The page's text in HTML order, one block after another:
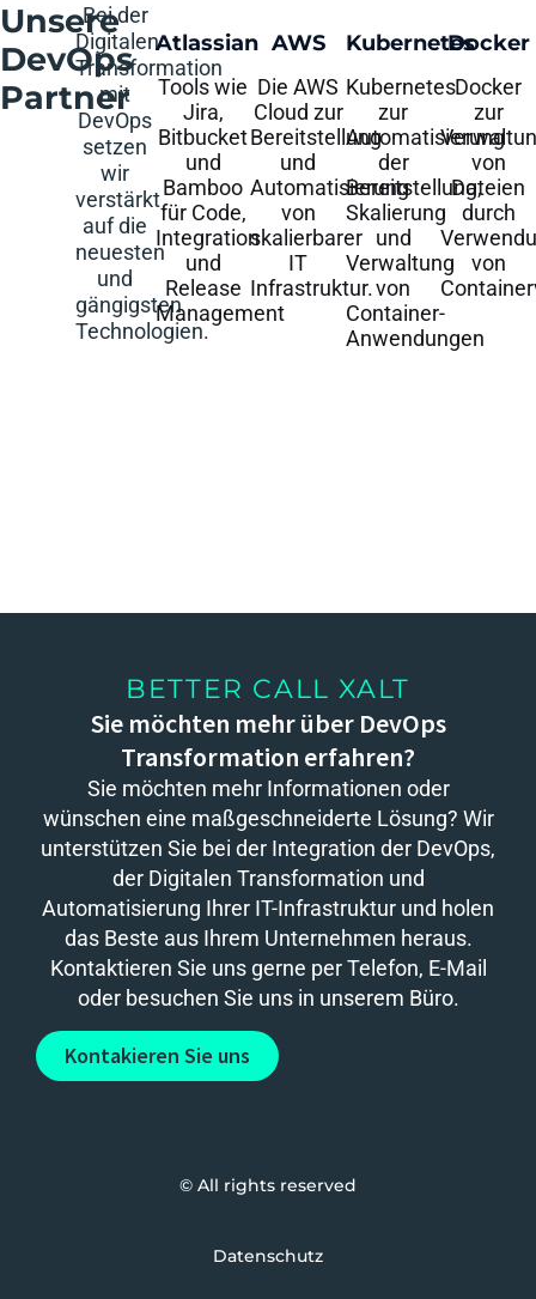
Unsere
DevOps
Partner
Bei der
Digitalen
Transformation
mit
DevOps
setzen
wir
verstärkt
auf die
neuesten
und
gängigsten
Technologien.
Atlassian
Tools wie
Jira,
Bitbucket
und
Bamboo
für Code,
Integration
und
Release
Management
AWS
Die AWS
Cloud zur
Bereitstellung
und
Automatisierung
von
skalierbarer
IT
Infrastruktur.
Kubernetes
Kubernetes
zur
Automatisierung
der
Bereitstellung,
Skalierung
und
Verwaltung
von
Container-
Anwendungen
Docker
Docker
zur
von
Dateien
durch
von
BETTER CALL XALT
Sie möchten mehr über DevOps
Transformation erfahren?​
Sie möchten mehr Informationen oder
wünschen eine maßgeschneiderte Lösung? Wir
unterstützen Sie bei der Integration der DevOps,
der Digitalen Transformation und
Automatisierung Ihrer IT-Infrastruktur und holen
das Beste aus Ihrem Unternehmen heraus.
Kontaktieren Sie uns gerne per Telefon, E-Mail
oder besuchen Sie uns in unserem Büro.
Kontakieren Sie uns
© All rights reserved
Datenschutz